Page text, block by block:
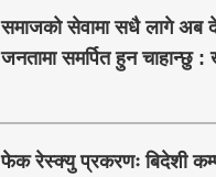
समाजको सेवामा सधै लागे अब
जनतामा समर्पित हुन चाहान्छु
फेक रेस्क्यु प्रकरणः बिदेशी